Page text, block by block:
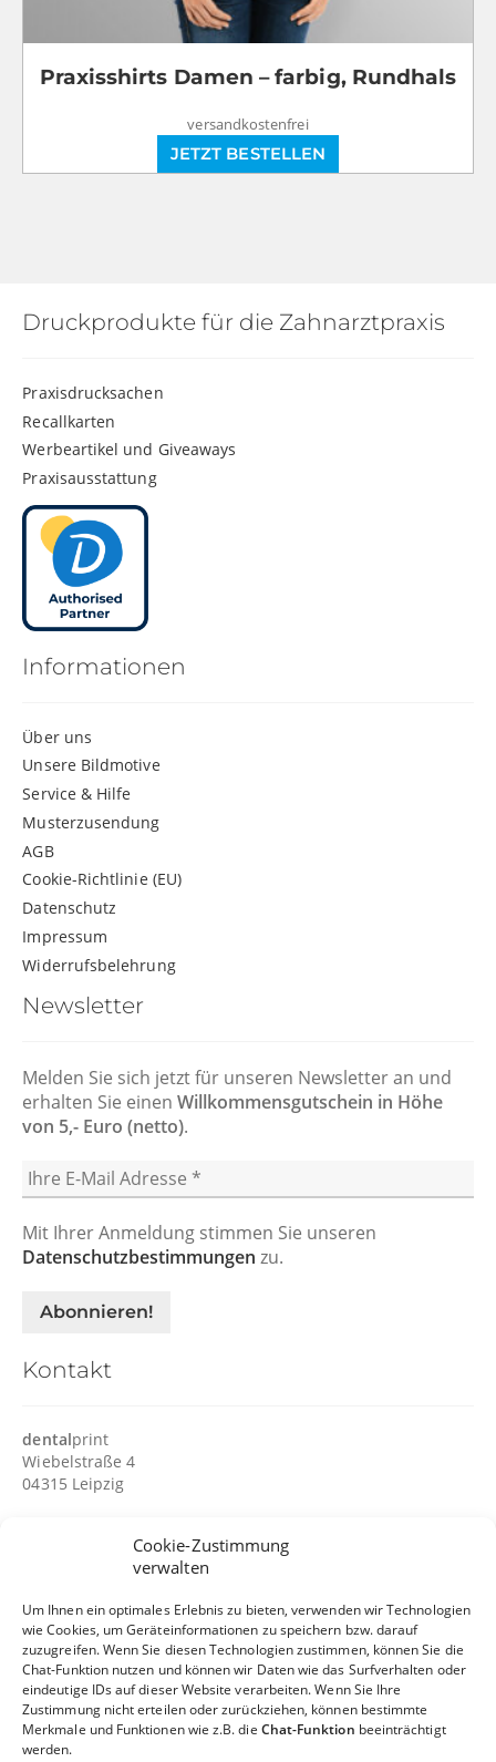
Cookie-Zustimmung
verwalten
Um Ihnen ein optimales Erlebnis zu bieten, verwenden wir Technologien
wie Cookies, um Geräteinformationen zu speichern bzw. darauf
zuzugreifen. Wenn Sie diesen Technologien zustimmen, können Sie die
Chat-Funktion nutzen und können wir Daten wie das Surfverhalten oder
eindeutige IDs auf dieser Website verarbeiten. Wenn Sie Ihre
Zustimmung nicht erteilen oder zurückziehen, können bestimmte
Merkmale und Funktionen wie z.B. die Chat-Funktion beeinträchtigt
werden.
Praxisshirts Damen – farbig, Rundhals
versandkostenfrei
JETZT BESTELLEN
Druckprodukte für die Zahnarztpraxis
Praxisdrucksachen
Recallkarten
Werbeartikel und Giveaways
Praxisausstattung
Informationen
Über uns
Unsere Bildmotive
Service & Hilfe
Musterzusendung
AGB
Cookie-Richtlinie (EU)
Datenschutz
Impressum
Widerrufsbelehrung
Newsletter
Melden Sie sich jetzt für unseren Newsletter an und
erhalten Sie einenWillkommensgutschein in Höhe
von 5,- Euro (netto).
Mit Ihrer Anmeldung stimmen Sie unseren
Datenschutzbestimmungen zu.
Kontakt
dentalprint
Wiebelstraße 4
04315 Leipzig
Facebook
Instagram
YouTube